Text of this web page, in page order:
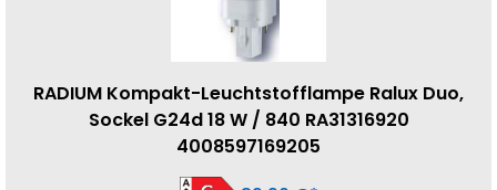
RADIUM Kompakt-Leuchtstofflampe Ralux Duo,
Sockel G24d 18 W / 840 RA31316920
4008597169205